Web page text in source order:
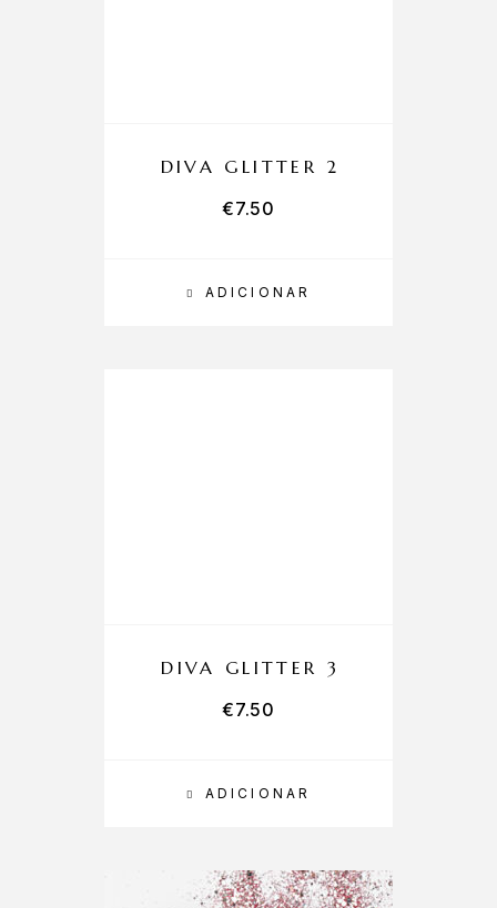
ADICIONAR
DIVA GLITTER 2
€7.50
ADICIONAR
DIVA GLITTER 3
€7.50